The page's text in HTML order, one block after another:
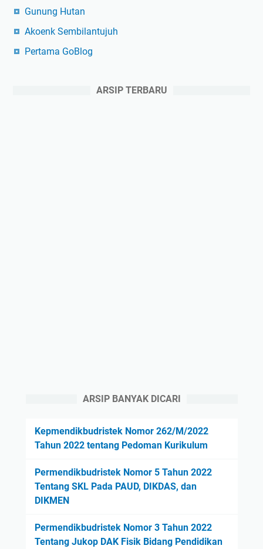
Gunung Hutan
Akoenk Sembilantujuh
Pertama GoBlog
ARSIP TERBARU
ARSIP BANYAK DICARI
Kepmendikbudristek Nomor 262/M/2022
Tahun 2022 tentang Pedoman Kurikulum
Permendikbudristek Nomor 5 Tahun 2022
Tentang SKL Pada PAUD, DIKDAS, dan
DIKMEN
Permendikbudristek Nomor 3 Tahun 2022
Tentang Jukop DAK Fisik Bidang Pendidikan